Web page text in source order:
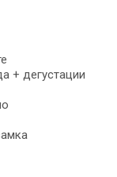
+ де­густа­ции